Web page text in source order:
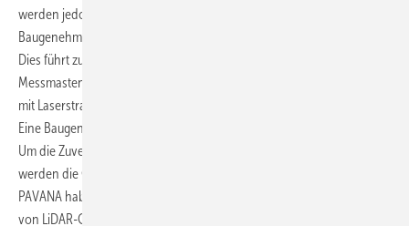
werden jedoch höhere Messmasten erforderlich. Deren
Baugenehmigung kann schon mal ein Jahr auf sich warten lassen.
Dies führt zu Verzögerungen und höheren Kosten. Eine Alternative zu
Messmasten sind LiDAR-Messungen. LiDAR-Geräte messen den Wind
mit Laserstrahlen bis zu 300 m Höhe und sind relativ klein und mobil.
Eine Baugenehmigung ist nicht erforderlich.
Um die Zuverlässigkeit von LiDAR-Messungen zu gewährleisten,
werden die Geräte vor und nach jedem Einsatz verifiziert. Wir als
PAVANA haben als erstes Unternehmen in Deutschland Verifikationen
von LiDAR-Geräten für die modernen Nabenhöhen bis 200 m